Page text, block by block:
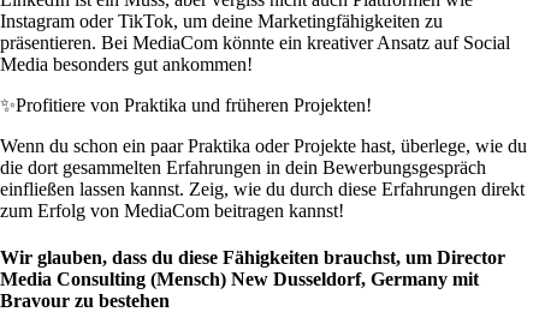
Instagram oder TikTok, um deine Marketingfähigkeiten zu
präsentieren. Bei MediaCom könnte ein kreativer Ansatz auf Social
Media besonders gut ankommen!
✨Profitiere von Praktika und früheren Projekten!
Wenn du schon ein paar Praktika oder Projekte hast, überlege, wie du
die dort gesammelten Erfahrungen in dein Bewerbungsgespräch
einfließen lassen kannst. Zeig, wie du durch diese Erfahrungen direkt
zum Erfolg von MediaCom beitragen kannst!
Wir glauben, dass du diese Fähigkeiten brauchst, um Director
Media Consulting (Mensch) New Dusseldorf, Germany mit
Bravour zu bestehen